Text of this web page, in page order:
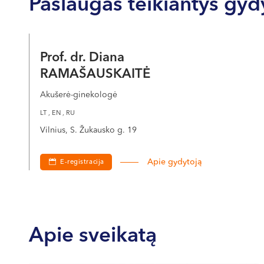
Paslaugas teikiantys
Prof. dr. Diana
RAMAŠAUSKAITĖ
Akušerė-ginekologė
LT , EN , RU
Vilnius, S. Žukausko g. 19
E-registracija Apie gydytoją
Apie sveikatą